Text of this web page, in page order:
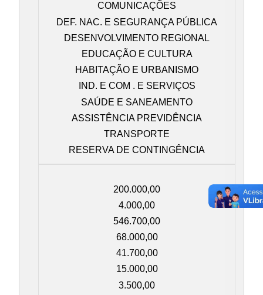
COMUNICAÇÕES
DEF. NAC. E SEGURANÇA PÚBLICA
DESENVOLVIMENTO REGIONAL
EDUCAÇÃO E CULTURA
HABITAÇÃO E URBANISMO
IND. E COM . E SERVIÇOS
SAÚDE E SANEAMENTO
ASSISTÊNCIA PREVIDÊNCIA
TRANSPORTE
RESERVA DE CONTINGÊNCIA
200.000,00
4.000,00
546.700,00
68.000,00
41.700,00
15.000,00
3.500,00